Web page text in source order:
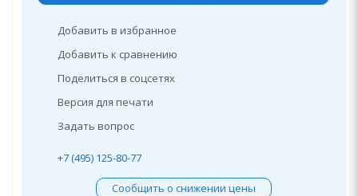
Добавить в избранное
Добавить к сравнению
Поделиться в соцсетях
Версия для печати
Задать вопрос
+7 (495) 125-80-77
Сообщить о снижении цены